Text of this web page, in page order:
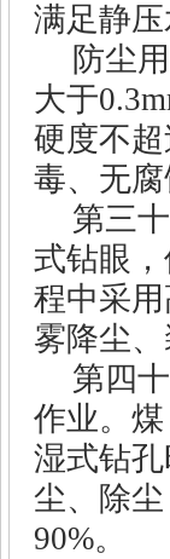
满足静压
防尘
大于
硬度不超
毒、无腐
第三
式钻眼
程中采
雾降尘
第四
作业。
湿式钻
尘、除
90%。